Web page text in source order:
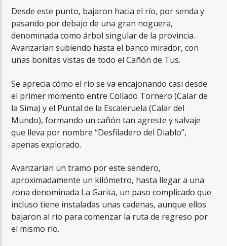
Desde este punto, bajaron hacia el río, por senda y
pasando por debajo de una gran noguera,
denominada como árbol singular de la provincia.
Avanzarían subiendo hasta el banco mirador, con
unas bonitas vistas de todo el Cañón de Tus.
Se aprecia cómo el río se va encajonando casi desde
el primer momento entre Collado Tornero (Calar de
la Sima) y el Puntal de la Escaleruela (Calar del
Mundo), formando un cañón tan agreste y salvaje
que lleva por nombre “Desfiladero del Diablo”,
apenas explorado.
Avanzarían un tramo por este sendero,
aproximadamente un kilómetro, hasta llegar a una
zona denominada La Garita, un paso complicado que
incluso tiene instaladas unas cadenas, aunque ellos
bajaron al río para comenzar la ruta de regreso por
el mismo río.